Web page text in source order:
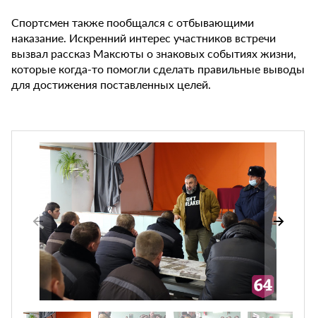
Спортсмен также пообщался с отбывающими
наказание. Искренний интерес участников встречи
вызвал рассказ Максюты о знаковых событиях жизни,
которые когда-то помогли сделать правильные выводы
для достижения поставленных целей.